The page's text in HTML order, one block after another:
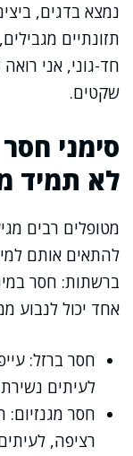
נמצא בדגים,
תזונתיים
חד-גוני, אני
שקטים.
סימני
לא תמיד
מטופלים רבים
להתאים אותם
ברשתות: חסר
אחד יכול לנבוע
חסר ברזל:
לעיתים נשירת
חסר מגנזיום:
רציפה,